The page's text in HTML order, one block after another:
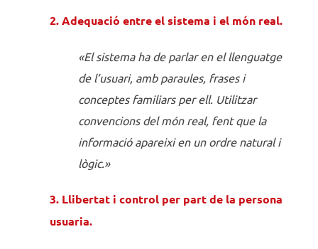
2. Adequació entre el sistema i el món real.
«El sistema ha de parlar en el llenguatge
de l’usuari, amb paraules, frases i
conceptes familiars per ell. Utilitzar
convencions del món real, fent que la
informació apareixi en un ordre natural i
lògic.»
3. Llibertat i control per part de la persona
usuaria.